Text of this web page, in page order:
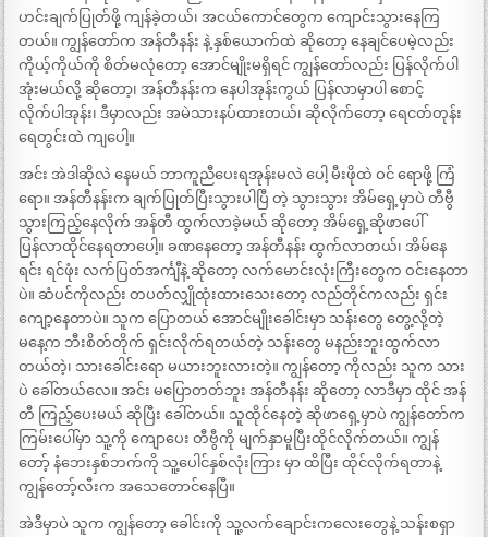
ဟင်းချက်ပြုတ်ဖို့ ကျန်ခဲ့တယ်၊ အငယ်ကောင်တွေက ကျောင်းသွားနေကြ
တယ်။ ကျွန်တော်က အန်တီနန်း နဲ့ နှစ်ယောက်ထဲ ဆိုတော့ နေချင်ပေမဲ့လည်း
ကိုယ့်ကိုယ်ကို စိတ်မလုံတော့ အောင်မျိုးမရှိရင် ကျွန်တော်လည်း ပြန်လိုက်ပါ
အုံးမယ်လို့ ဆိုတော့၊ အန်တီနန်းက နေပါအုန်းကွယ် ပြန်လာမှာပါ စောင့်
လိုက်ပါအုန်း၊ ဒီမှာလည်း အမဲသားနပ်ထားတယ်၊ ဆိုလိုက်တော့ ရေငတ်တုန်း
ရေတွင်းထဲ ကျပေါ့။
အင်း အဲဒါဆိုလဲ နေမယ် ဘာကူညီပေးရအုန်းမလဲ ပေါ့ မီးဖိုထဲ ဝင် ရောဖို့ ကြံ
ရော။ အန်တီနန်းက ချက်ပြုတ်ပြီးသွားပါပြီ တဲ့ သွားသွား အိမ်ရှေ့မှာပဲ တီဗွီ
သွားကြည့်နေလိုက် အန်တီ ထွက်လာခဲ့မယ် ဆိုတော့ အိမ်ရှေ့ဆိုဖာပေါ်
ပြန်လာထိုင်နေရတာပေါ့။ ခဏနေတော့ အန်တီနန်း ထွက်လာတယ်၊ အိမ်နေ
ရင်း ရင်ဖုံး လက်ပြတ်အင်္ကျီနဲ့ ဆိုတော့ လက်မောင်းလုံးကြီးတွေက ဝင်းနေတာ
ပဲ။ ဆံပင်ကိုလည်း တပတ်လျှိုထုံးထားသေးတော့ လည်တိုင်ကလည်း ရှင်း
ကျော့နေတာပဲ။ သူက ပြောတယ် အောင်မျိုးခေါင်းမှာ သန်းတွေ တွေ့လို့တဲ့
မနေ့က ဘီးစိတ်တိုက် ရှင်းလိုက်ရတယ်တဲ့ သန်းတွေ မနည်းဘူးထွက်လာ
တယ်တဲ့၊ သားခေါင်းရော မယားဘူးလားတဲ့။ ကျွန်တော့ ကိုလည်း သူက သား
ပဲ ခေါ်တယ်လေ။ အင်း မပြောတတ်ဘူး အန်တီနန်း ဆိုတော့ လာဒီမှာ ထိုင် အန်
တီ ကြည့်ပေးမယ် ဆိုပြီး ခေါ်တယ်။ သူထိုင်နေတဲ့ ဆိုဖာရှေ့မှာပဲ ကျွန်တော်က
ကြမ်းပေါ်မှာ သူ့ကို ကျောပေး တီဗွီကို မျက်နှာမူပြီးထိုင်လိုက်တယ်။ ကျွန်
တော့် နံဘေးနှစ်ဘက်ကို သူ့ပေါင်နှစ်လုံးကြား မှာ ထိပြီး ထိုင်လိုက်ရတာနဲ့
ကျွန်တော့်လီးက အသေတောင်နေပြီ။
အဲဒီမှာပဲ သူက ကျွန်တော့ ခေါင်းကို သူ့လက်ချောင်းကလေးတွေနဲ့ သန်းစရှာ